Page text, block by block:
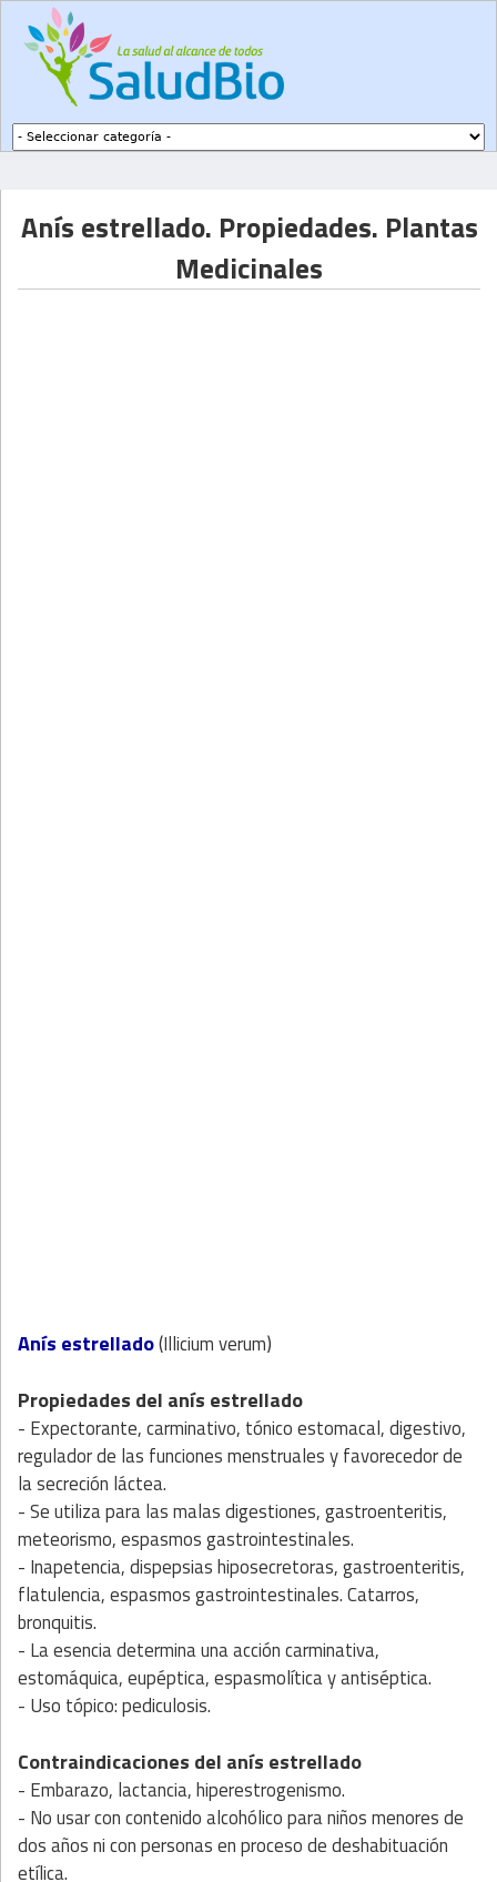
Anís estrellado. Propiedades. Plantas
Medicinales
Anís estrellado(Illicium verum)
Propiedades del anís estrellado
- Expectorante, carminativo, tónico estomacal, digestivo,
regulador de las funciones menstruales y favorecedor de
la secreción láctea.
- Se utiliza para las malas digestiones, gastroenteritis,
meteorismo, espasmos gastrointestinales.
- Inapetencia, dispepsias hiposecretoras, gastroenteritis,
flatulencia, espasmos gastrointestinales. Catarros,
bronquitis.
- La esencia determina una acción carminativa,
estomáquica, eupéptica, espasmolítica y antiséptica.
- Uso tópico: pediculosis.
Contraindicaciones del anís estrellado
- Embarazo, lactancia, hiperestrogenismo.
- No usar con contenido alcohólico para niños menores de
dos años ni con personas en proceso de deshabituación
etílica.